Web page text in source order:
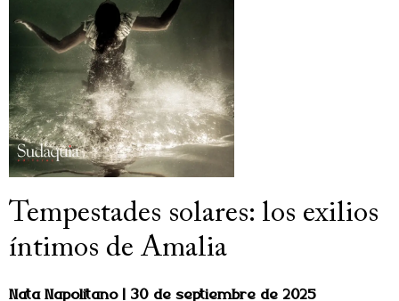
Tempestades solares: los exilios
íntimos de Amalia
Nata Napolitano 30 de septiembre de 2025